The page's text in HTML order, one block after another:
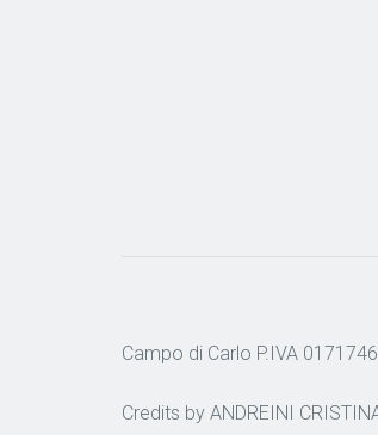
Campo di Carlo P.IVA
Credits by ANDREINI